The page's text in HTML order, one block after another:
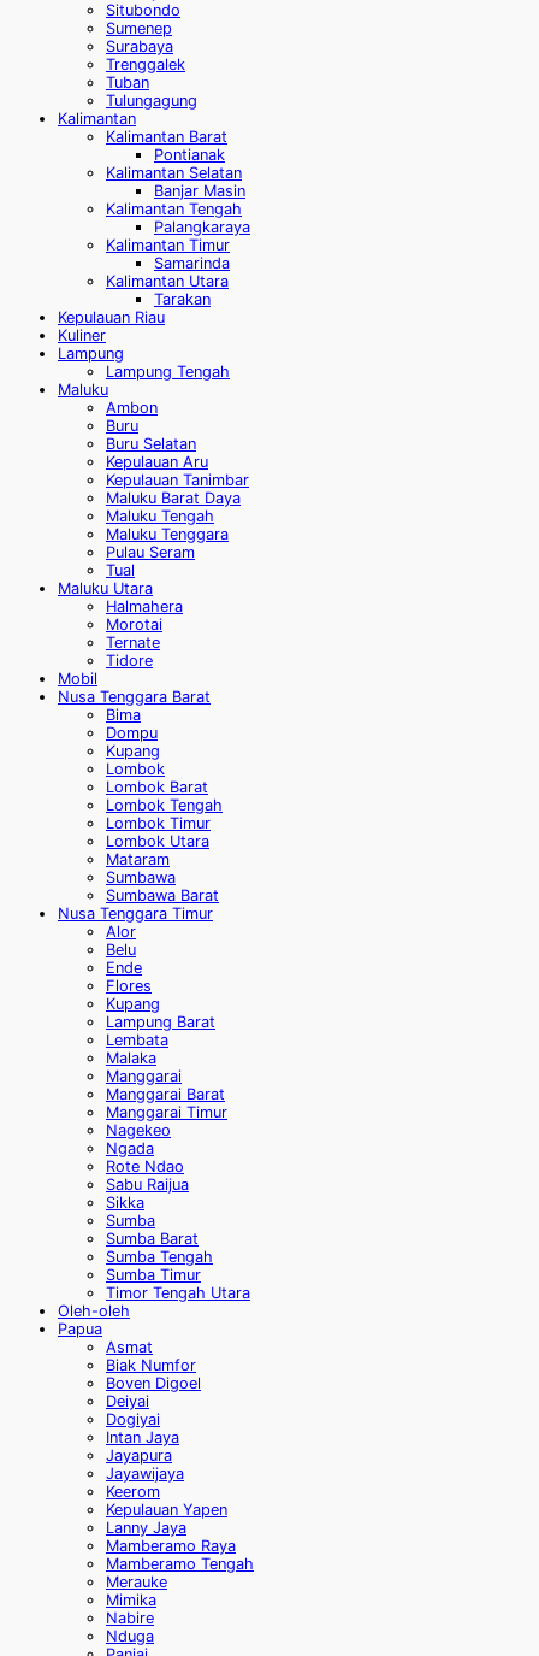
Situbondo
Sumenep
Surabaya
Trenggalek
Tuban
Tulungagung
Kalimantan
Kalimantan Barat
Pontianak
Kalimantan Selatan
Banjar Masin
Kalimantan Tengah
Palangkaraya
Kalimantan Timur
Samarinda
Kalimantan Utara
Tarakan
Kepulauan Riau
Kuliner
Lampung
Lampung Tengah
Maluku
Ambon
Buru
Buru Selatan
Kepulauan Aru
Kepulauan Tanimbar
Maluku Barat Daya
Maluku Tengah
Maluku Tenggara
Pulau Seram
Tual
Maluku Utara
Halmahera
Morotai
Ternate
Tidore
Mobil
Nusa Tenggara Barat
Bima
Dompu
Kupang
Lombok
Lombok Barat
Lombok Tengah
Lombok Timur
Lombok Utara
Mataram
Sumbawa
Sumbawa Barat
Nusa Tenggara Timur
Alor
Belu
Ende
Flores
Kupang
Lampung Barat
Lembata
Malaka
Manggarai
Manggarai Barat
Manggarai Timur
Nagekeo
Ngada
Rote Ndao
Sabu Raijua
Sikka
Sumba
Sumba Barat
Sumba Tengah
Sumba Timur
Timor Tengah Utara
Oleh-oleh
Papua
Asmat
Biak Numfor
Boven Digoel
Deiyai
Dogiyai
Intan Jaya
Jayapura
Jayawijaya
Keerom
Kepulauan Yapen
Lanny Jaya
Mamberamo Raya
Mamberamo Tengah
Merauke
Mimika
Nabire
Nduga